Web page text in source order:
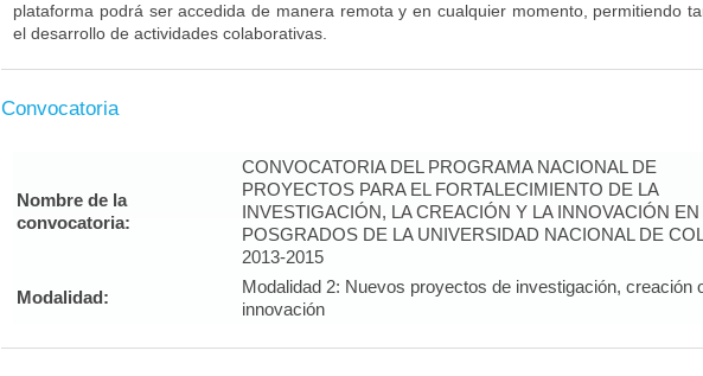
plataforma podrá ser accedida de manera remota y en cualquier momento, permitiendo
el desarrollo de actividades colaborativas.
Convocatoria
Nombre de la
convocatoria:
CONVOCATORIA DEL PROGRAMA NACIONAL DE
PROYECTOS PARA EL FORTALECIMIENTO DE LA
INVESTIGACIÓN, LA CREACIÓN Y LA INNOVACIÓN EN
POSGRADOS DE LA UNIVERSIDAD NACIONAL DE
2013-2015
Modalidad:
Modalidad 2: Nuevos proyectos de investigación, creación
innovación